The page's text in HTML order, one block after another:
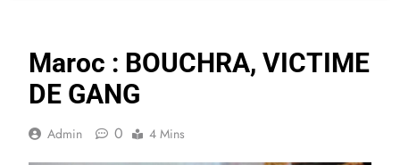
Maroc : BOUCHRA, VICTIME
DE GANG
Admin 0 4 Mins